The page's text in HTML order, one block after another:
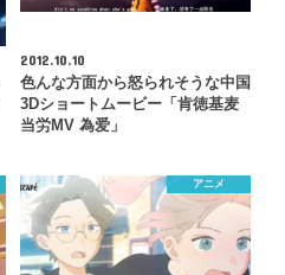
2012.10.10
色んな方面から怒られそうな中国
3Dショートムービー「肯徳基麦
当労MV 為爱」
アニメ